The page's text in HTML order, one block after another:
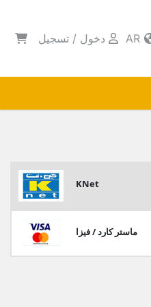
دخول / تسجيل
KNet
ماستر كارد / فيزا